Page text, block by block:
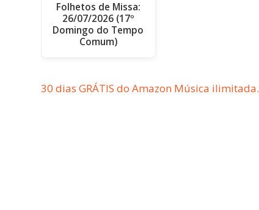
Folhetos de Missa:
26/07/2026 (17º
Domingo do Tempo
Comum)
30 dias GRÁTIS do Amazon Música ilimitada.